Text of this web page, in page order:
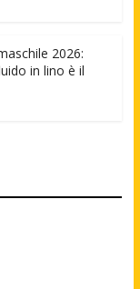
2026:
in lino è il